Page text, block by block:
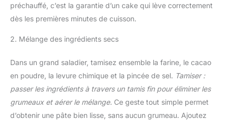
préchauffé, c’est la garantie d’un cake qui lève correctement
dès les premières minutes de cuisson.
2. Mélange des ingrédients secs
Dans un grand saladier, tamisez ensemble la farine, le cacao
en poudre, la levure chimique et la pincée de sel. Tamiser :
passer les ingrédients à travers un tamis fin pour éliminer les
grumeaux et aérer le mélange. Ce geste tout simple permet
d’obtenir une pâte bien lisse, sans aucun grumeau. Ajoutez